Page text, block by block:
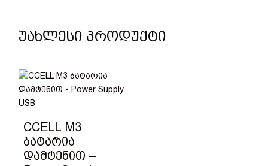
უახლესი პროდუქტი
CCELL M3
ბატარია
დამტენით –